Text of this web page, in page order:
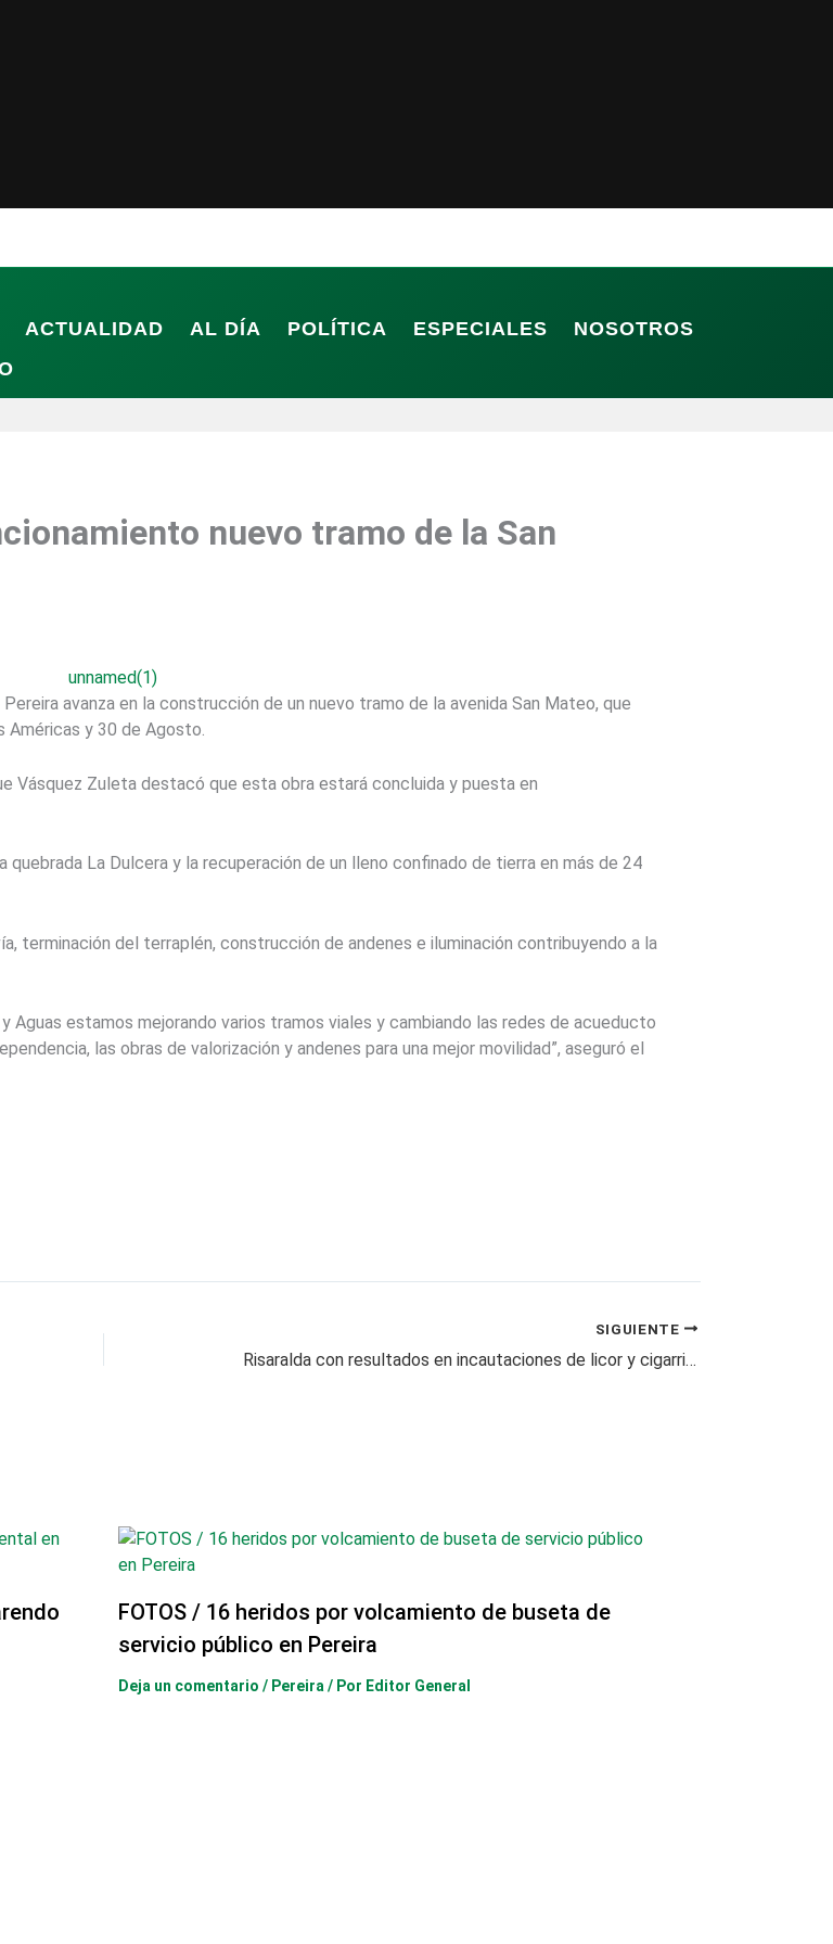
ACTUALIDAD AL DÍA POLÍTICA ESPECIALES
NOSOTROS
nuevo tramo de la San
avanza en la construcción de un nuevo tramo de la avenida San Mateo, que
Américas y 30 de Agosto.
Vásquez Zuleta destacó que esta obra estará concluida y puesta en
quebrada La Dulcera y la recuperación de un lleno confinado de tierra en más de 24
terminación del terraplén, construcción de andenes e iluminación contribuyendo a la
Aguas estamos mejorando varios tramos viales y cambiando las redes de acueducto
las obras de valorización y andenes para una mejor movilidad”, aseguró el
SIGUIENTE
Risaralda con resultados en incautaciones de licor y cigarrillos ilegales
FOTOS / 16 heridos por volcamiento de buseta de
servicio público en Pereira
Deja un comentario / Pereira / Por Editor General